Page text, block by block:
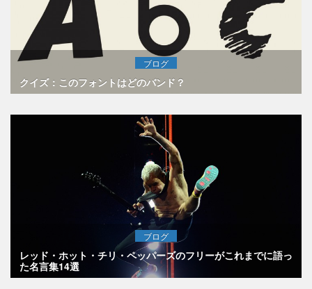
ブログ
クイズ：このフォントはどのバンド？
ブログ
レッド・ホット・チリ・ペッパーズのフリーがこれまでに語っ
た名言集14選